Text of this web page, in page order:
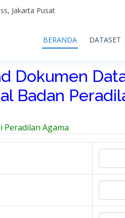
Jakarta Pusat
BERANDA DATASET
Dokumen
Badan
Agama